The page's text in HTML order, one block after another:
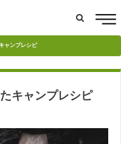
ャンプレシピ
キャンプレシピ